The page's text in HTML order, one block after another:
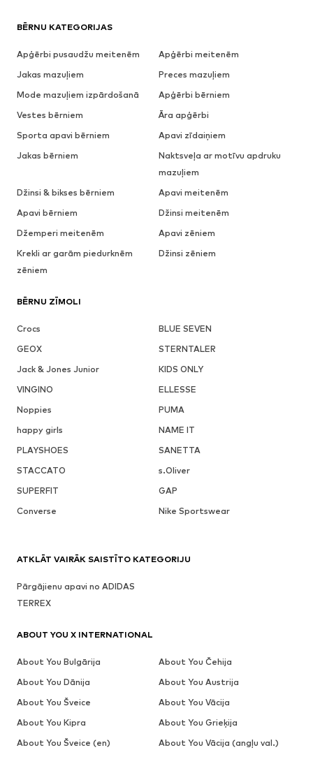
BĒRNU KATEGORIJAS
Apģērbi pusaudžu meitenēm
Apģērbi meitenēm
Jakas mazuļiem
Preces mazuļiem
Mode mazuļiem izpārdošanā
Apģērbi bērniem
Vestes bērniem
Āra apģērbi
Sporta apavi bērniem
Apavi zīdaiņiem
Jakas bērniem
Naktsveļa ar motīvu apdruku
mazuļiem
Džinsi & bikses bērniem
Apavi meitenēm
Apavi bērniem
Džinsi meitenēm
Džemperi meitenēm
Apavi zēniem
Krekli ar garām piedurknēm
zēniem
Džinsi zēniem
BĒRNU ZĪMOLI
Crocs
BLUE SEVEN
GEOX
STERNTALER
Jack & Jones Junior
KIDS ONLY
VINGINO
ELLESSE
Noppies
PUMA
happy girls
NAME IT
PLAYSHOES
SANETTA
STACCATO
s.Oliver
SUPERFIT
GAP
Converse
Nike Sportswear
ATKLĀT VAIRĀK SAISTĪTO KATEGORIJU
Pārgājienu apavi no ADIDAS
TERREX
ABOUT YOU X INTERNATIONAL
About You Bulgārija
About You Čehija
About You Dānija
About You Austrija
About You Šveice
About You Vācija
About You Kipra
About You Grieķija
About You Šveice (en)
About You Vācija (angļu val.)